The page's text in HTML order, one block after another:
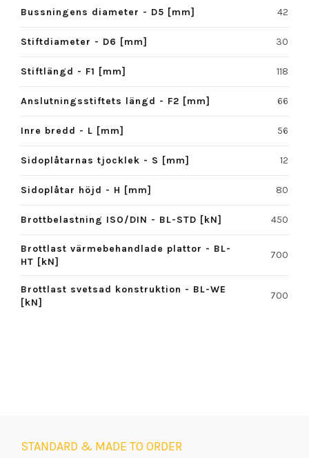
Bussningens diameter - D5 [mm] 42
Stiftdiameter - D6 [mm] 30
Stiftlängd - F1 [mm] 118
Anslutningsstiftets längd - F2 [mm] 66
Inre bredd - L [mm] 56
Sidoplåtarnas tjocklek - S [mm] 12
Sidoplåtar höjd - H [mm] 80
Brottbelastning ISO/DIN - BL-STD [kN] 450
Brottlast värmebehandlade plattor - BL-
HT [kN]
700
Brottlast svetsad konstruktion - BL-WE
[kN]
700
STANDARD & MADE TO ORDER